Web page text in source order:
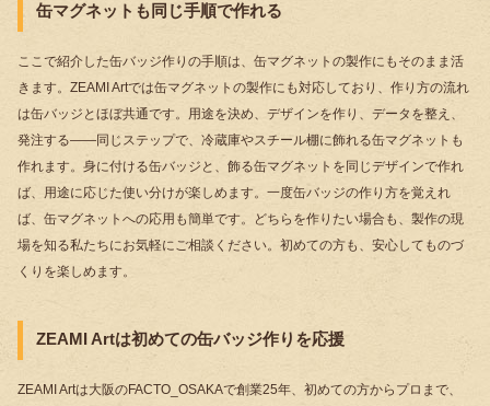
缶マグネットも同じ手順で作れる
ここで紹介した缶バッジ作りの手順は、缶マグネットの製作にもそのまま活
きます。ZEAMI Artでは缶マグネットの製作にも対応しており、作り方の流れ
は缶バッジとほぼ共通です。用途を決め、デザインを作り、データを整え、
発注する――同じステップで、冷蔵庫やスチール棚に飾れる缶マグネットも
作れます。身に付ける缶バッジと、飾る缶マグネットを同じデザインで作れ
ば、用途に応じた使い分けが楽しめます。一度缶バッジの作り方を覚えれ
ば、缶マグネットへの応用も簡単です。どちらを作りたい場合も、製作の現
場を知る私たちにお気軽にご相談ください。初めての方も、安心してものづ
くりを楽しめます。
ZEAMI Artは初めての缶バッジ作りを応援
ZEAMI Artは大阪のFACTO_OSAKAで創業25年、初めての方からプロまで、